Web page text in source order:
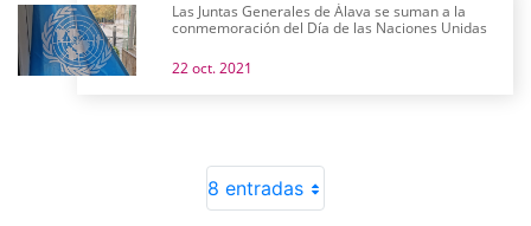
Las Juntas Generales de Álava se suman a la
conmemoración del Día de las Naciones Unidas
22 oct. 2021
8 entradas